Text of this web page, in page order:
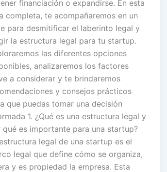
financiación o expandirse. En esta
completa, te acompañaremos en un
para desmitificar el laberinto legal y
la estructura legal para tu startup.
las diferentes opciones
analizaremos los factores
a considerar y te brindaremos
y consejos prácticos
que puedas tomar una decisión
1. ¿Qué es una estructura legal y
qué es importante para una startup?
legal de una startup es el
legal que define cómo se organiza,
y es propiedad la empresa. Esta